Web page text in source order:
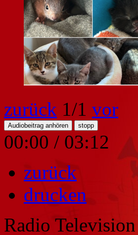
zurück 1/1 vor
Audiobeitrag anhören stopp
00:00 / 03:12
zurück
drucken
Radio